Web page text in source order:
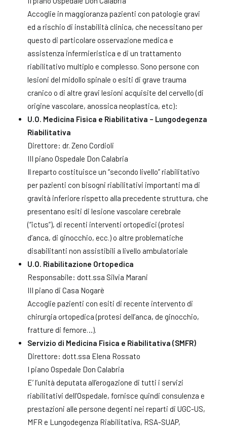
Accoglie in maggioranza pazienti con patologie gravi
ed a rischio di instabilità clinica, che necessitano per
questo di particolare osservazione medica e
assistenza infermieristica e di un trattamento
riabilitativo multiplo e complesso. Sono persone con
lesioni del midollo spinale o esiti di grave trauma
cranico o di altre gravi lesioni acquisite del cervello (di
origine vascolare, anossica neoplastica, etc):
U.O. Medicina Fisica e Riabilitativa – Lungodegenza
Riabilitativa
Direttore: dr. Zeno Cordioli
III piano Ospedale Don Calabria
Il reparto costituisce un “secondo livello” riabilitativo
per pazienti con bisogni riabilitativi importanti ma di
gravità inferiore rispetto alla precedente struttura, che
presentano esiti di lesione vascolare cerebrale
(“ictus”), di recenti interventi ortopedici (protesi
d’anca, di ginocchio, ecc.) o altre problematiche
disabilitanti non assistibili a livello ambulatoriale
U.O. Riabilitazione Ortopedica
Responsabile: dott.ssa Silvia Marani
III piano di Casa Nogarè
Accoglie pazienti con esiti di recente intervento di
chirurgia ortopedica (protesi dell’anca, de ginocchio,
fratture di femore…).
Servizio di Medicina Fisica e Riabilitativa (SMFR)
Direttore: dott.ssa Elena Rossato
I piano Ospedale Don Calabria
E’ l’unità deputata all’erogazione di tutti i servizi
riabilitativi dell’Ospedale, fornisce quindi consulenza e
prestazioni alle persone degenti nei reparti di UGC-US,
MFR e Lungodegenza Riabilitativa, RSA-SUAP,